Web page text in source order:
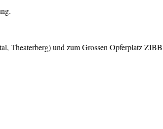
Theaterberg) und zum Grossen Opferplatz